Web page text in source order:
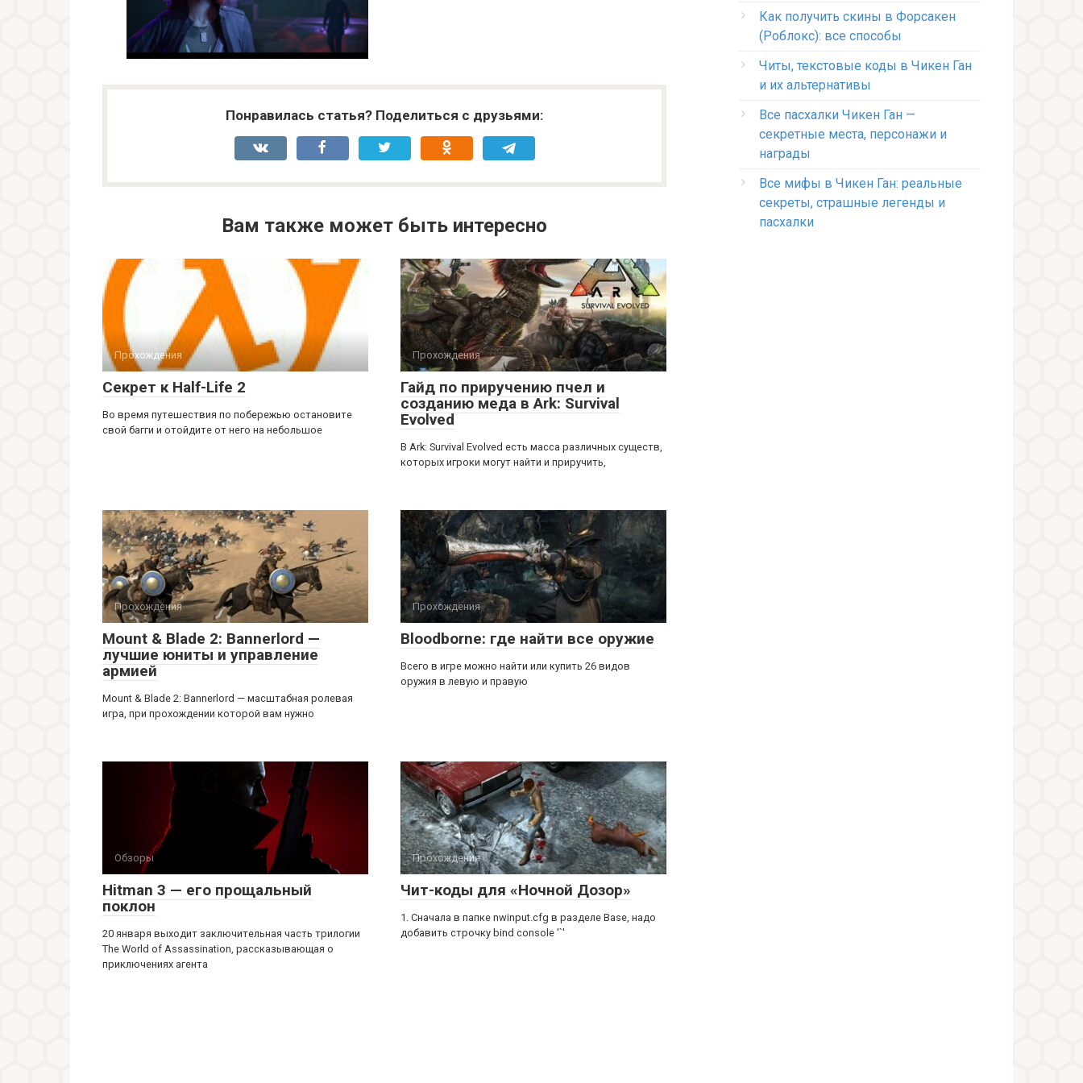
Понравилась статья? Поделиться с друзьями:
Вам также может быть интересно
Прохождения
Секрет к Half-Life 2
Во время путешествия по побережью остановите
свой багги и отойдите от него на небольшое
Прохождения
Гайд по приручению пчел и
созданию меда в Ark: Survival
Evolved
В Ark: Survival Evolved есть масса различных существ,
которых игроки могут найти и приручить,
Прохождения
Mount & Blade 2: Bannerlord —
лучшие юниты и управление
армией
Mount & Blade 2: Bannerlord — масштабная ролевая
игра, при прохождении которой вам нужно
Прохождения
Bloodborne: где найти все оружие
Всего в игре можно найти или купить 26 видов
оружия в левую и правую
Обзоры
Hitman 3 — его прощальный
поклон
20 января выходит заключительная часть трилогии
The World of Assassination, рассказывающая о
приключениях агента
Прохождения
Чит-коды для «Ночной Дозор»
1. Сначала в папке nwinput.cfg в разделе Base, надо
добавить строчку bind console '`'
Как получить скины в Форсакен
(Роблокс): все способы
Читы, текстовые коды в Чикен Ган
и их альтернативы
Все пасхалки Чикен Ган —
секретные места, персонажи и
награды
Все мифы в Чикен Ган: реальные
секреты, страшные легенды и
пасхалки